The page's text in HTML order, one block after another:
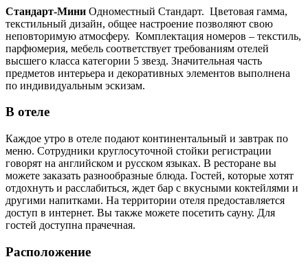
Стандарт-Мини Одноместный Стандарт. Цветовая гамма,
текстильный дизайн, общее настроение позволяют свою
неповторимую атмосферу. Комплектация номеров – текстиль,
парфюмерия, мебель соответствует требованиям отелей
высшего класса категории 5 звезд. Значительная часть
предметов интерьера и декоративных элементов выполнена
по индивидуальным эскизам.
В отеле
Каждое утро в отеле подают континентальный и завтрак по
меню. Сотрудники круглосуточной стойки регистрации
говорят на английском и русском языках. В ресторане вы
можете заказать разнообразные блюда. Гостей, которые хотят
отдохнуть и расслабиться, ждет бар с вкусными коктейлями и
другими напитками. На территории отеля предоставляется
доступ в интернет. Вы также можете посетить сауну. Для
гостей доступна прачечная.
Расположение